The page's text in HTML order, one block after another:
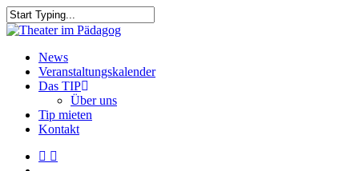
Skip
to
content
Close
search
Menu
News
Veranstaltungskalender
Das TIP
Über uns
Tip mieten
Kontakt
facebook
youtube